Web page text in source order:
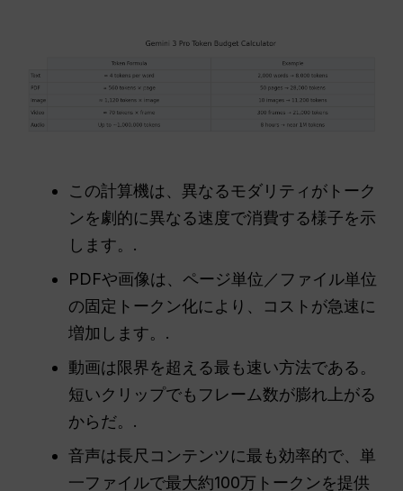
この計算機は、異なるモダリティがトーク
ンを劇的に異なる速度で消費する様子を示
します。.
PDFや画像は、ページ単位／ファイル単位
の固定トークン化により、コストが急速に
増加します。.
動画は限界を超える最も速い方法である。
短いクリップでもフレーム数が膨れ上がる
からだ。.
音声は長尺コンテンツに最も効率的で、単
一ファイルで最大約100万トークンを提供